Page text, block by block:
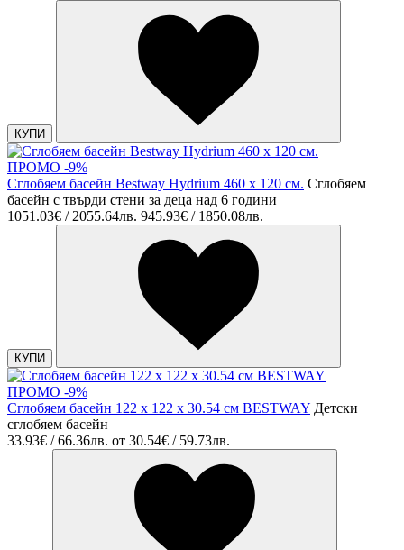
КУПИ
ПРОМО -9%
Сглобяем басейн Bestway Hydrium 460 х 120 см. Сглобяем
басейн с твърди стени за деца над 6 години
1051.03€ / 2055.64лв. 945.93€ / 1850.08лв.
КУПИ
ПРОМО -9%
Сглобяем басейн 122 х 122 х 30.54 см BESTWAY Детски
сглобяем басейн
33.93€ / 66.36лв. от 30.54€ / 59.73лв.